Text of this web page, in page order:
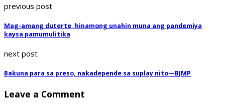
previous post
Mag-amang duterte, hinamong unahin muna ang pandemiya
kaysa pamumulitika
next post
Bakuna para sa preso, nakadepende sa suplay nito—BJMP
Leave a Comment